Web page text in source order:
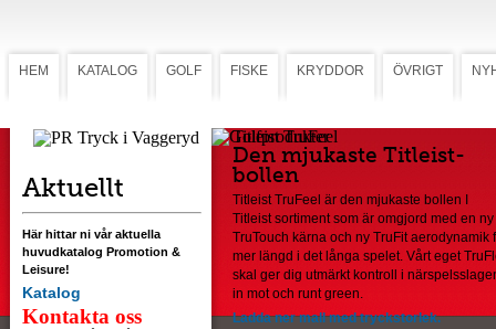
HEM KATALOG GOLF FISKE KRYDDOR ÖVRIGT
Aktuellt
Här hittar ni vår aktuella
huvudkatalog Promotion &
Leisure!
Katalog
Kontakta oss
Titleist TruFeel
Den mjukaste Titleist-
bollen
Titleist TruFeel är den mjukaste bollen I
Titleist sortiment som är omgjord med en ny
TruTouch kärna och ny TruFit aerodynamik
mer längd i det långa spelet. Vårt eget
skal ger dig utmärkt kontroll i
in mot och runt green.
Ladda ner mall med tryckstorlek.